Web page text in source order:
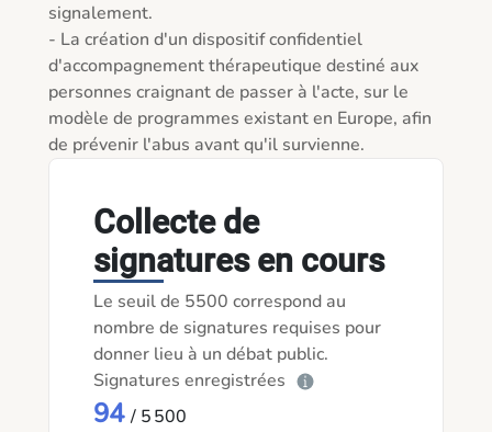
signalement.
- La création d'un dispositif confidentiel
d'accompagnement thérapeutique destiné aux
personnes craignant de passer à l'acte, sur le
modèle de programmes existant en Europe, afin
de prévenir l'abus avant qu'il survienne.
Collecte de
signatures en cours
Le seuil de 5500 correspond au
nombre de signatures requises pour
donner lieu à un débat public.
Signatures enregistrées
94 / 5 500